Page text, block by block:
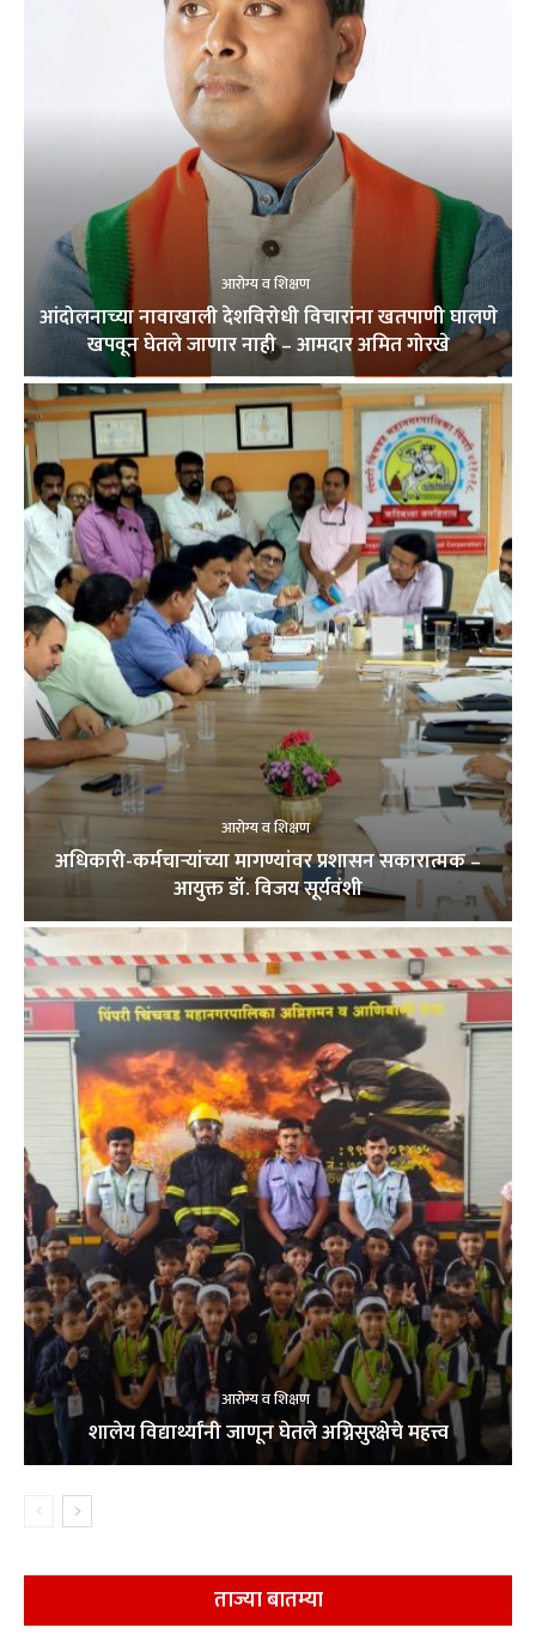
आरोग्य व शिक्षण
आंदोलनाच्या नावाखाली देशविरोधी विचारांना खतपाणी घालणे
खपवून घेतले जाणार नाही – आमदार अमित गोरखे
आरोग्य व शिक्षण
अधिकारी-कर्मचाऱ्यांच्या मागण्यांवर प्रशासन सकारात्मक –
आयुक्त डॉ. विजय सूर्यवंशी
आरोग्य व शिक्षण
शालेय विद्यार्थ्यांनी जाणून घेतले अग्निसुरक्षेचे महत्त्व
ताज्या बातम्या